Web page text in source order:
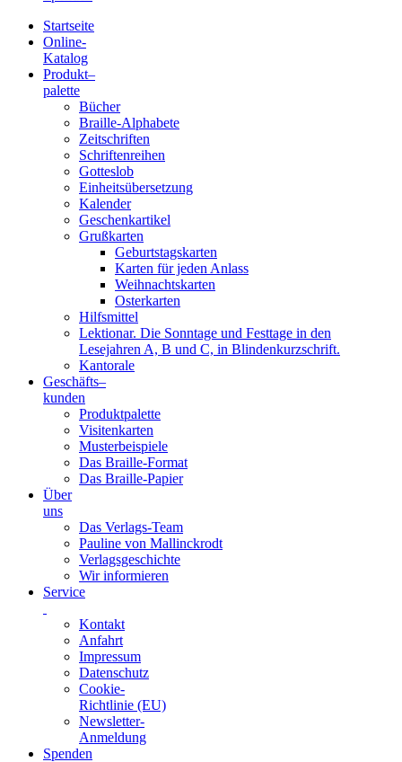
Blindenschrift-
Verlag
Druckerei
gGmbH
Startseite
Online-
Katalog
Produkt–
palette
Bücher
Braille-Alphabete
Zeitschriften
Schriftenreihen
Gotteslob
Einheitsübersetzung
Kalender
Geschenkartikel
Grußkarten
Geburtstagskarten
Karten für jeden Anlass
Weihnachtskarten
Osterkarten
Hilfsmittel
Lektionar. Die Sonntage und Festtage in den
Lesejahren A, B und C, in Blindenkurzschrift.
Kantorale
Geschäfts­–
kunden
Produktpalette
Visitenkarten
Musterbeispiele
Das Braille-Format
Das Braille-Papier
Über
uns
Das Verlags-Team
Pauline von Mallinckrodt
Verlagsgeschichte
Wir informieren
Service
Kontakt
Anfahrt
Impressum
Datenschutz
Cookie-
Richtlinie (EU)
Newsletter-
Anmeldung
Spenden